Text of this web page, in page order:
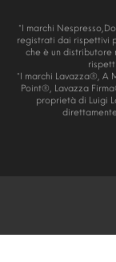
*I marchi
registrati dai rispettivi
che è un
*I marchi Lavazza®, A
Point®, Lavazza
proprietà di Luigi